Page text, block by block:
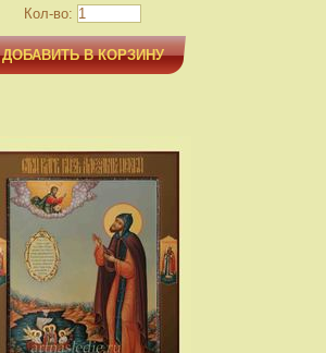
Кол-во:
ДОБАВИТЬ В КОРЗИНУ